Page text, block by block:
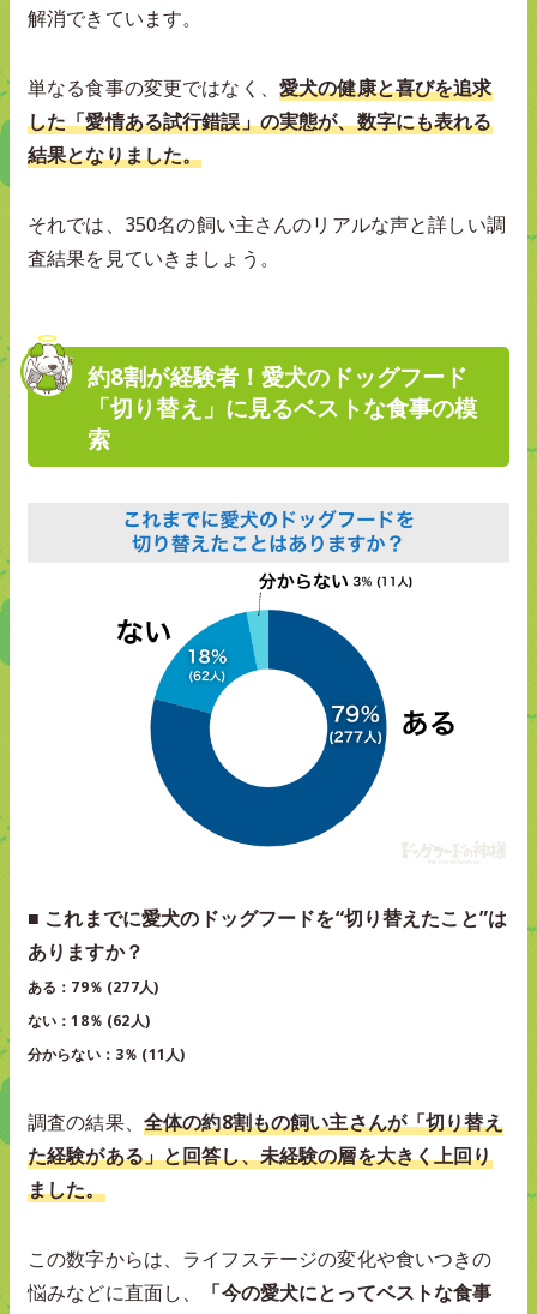
解消できています。
単なる食事の変更ではなく、 愛犬の健康と喜びを追求
した「愛情ある試行錯誤」の実態が、数字にも表れる
結果となりました。
それでは、350名の飼い主さんのリアルな声と詳しい調
査結果を見ていきましょう。
約8割が経験者！愛犬のドッグフード
「切り替え」に見るベストな食事の模
索
■ これまでに愛犬のドッグフードを“切り替えたこと”は
ありますか？
ある：79％ (277人)
ない：18％ (62人)
分からない：3％ (11人)
調査の結果、 全体の約8割もの飼い主さんが「切り替え
た経験がある」と回答し、未経験の層を大きく上回り
ました。
この数字からは、ライフステージの変化や食いつきの
悩みなどに直面し、
「今の愛犬にとってベストな食事